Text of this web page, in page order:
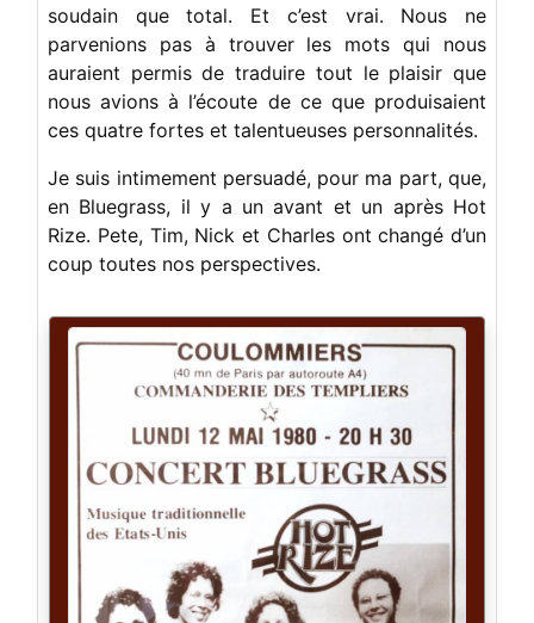
soudain que total. Et c’est vrai. Nous ne
parvenions pas à trouver les mots qui nous
auraient permis de traduire tout le plaisir que
nous avions à l’écoute de ce que produisaient
ces quatre fortes et talentueuses personnalités.
Je suis intimement persuadé, pour ma part, que,
en Bluegrass, il y a un avant et un après Hot
Rize. Pete, Tim, Nick et Charles ont changé d’un
coup toutes nos perspectives.